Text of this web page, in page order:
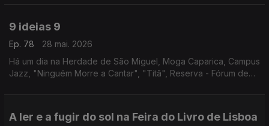
9 ideias 9
Ep. 78
28 mai. 2026
Há um dia na Herdade de São Miguel, Moga Caparica, Campus
Jazz, "Ninguém Morre a Cantar", "Titã", Reserva - Fórum de
A ler e a fugir do sol na Feira do Livro de Lisboa